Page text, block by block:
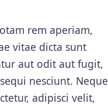
rem aperiam,
vitae dicta sunt
aut odit aut fugit,
nesciunt. Neque
adipisci velit,